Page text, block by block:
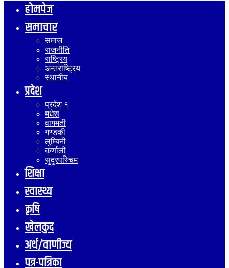
होमपेज
समाचार
समाज
राजनीति
राष्ट्रिय
अन्तराष्ट्रिय
स्थानीय
प्रदेश
प्रदेश १
मधेस
वागमती
गण्डकी
लुम्बिनी
कर्णाली
सुदुरपस्चिम
शिक्षा
स्वास्थ्य
कृषि
खेलकुद
अर्थ/वाणीज्य
पत्र-पत्रिका